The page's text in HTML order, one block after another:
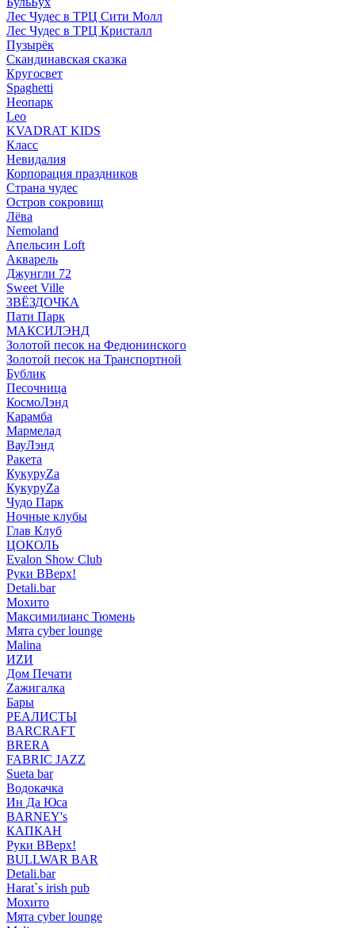
Лес Чудес в ТРЦ Сити Молл
Лес Чудес в ТРЦ Кристалл
Пузырëк
Скандинавская сказка
Кругосвет
Spaghetti
Неопарк
Leo
KVADRAT KIDS
Класс
Невидалия
Корпорация праздников
Страна чудес
Остров сокровищ
Лёва
Nemoland
Апельсин Loft
Акварель
Джунгли 72
Sweet Ville
ЗВЁЗДОЧКА
Пати Парк
МАКСИЛЭНД
Золотой песок на Федюнинского
Золотой песок на Транспортной
Бублик
Песочница
КосмоЛэнд
Карамба
Мармелад
ВауЛэнд
Ракета
КукуруZа
КукуруZа
Чудо Парк
Ночные клубы
Глав Клуб
ЦОКОЛЬ
Evalon Show Club
Руки ВВерх!
Detali.bar
Мохито
Максимилианс Тюмень
Мята cyber lounge
Malina
ИZИ
Дом Печати
Zажигалка
Бары
РЕАЛИСТЫ
BARCRAFT
BRERA
FABRIC JAZZ
Sueta bar
Водокачка
Ин Да Юса
BARNEY's
КАПКАН
Руки ВВерх!
BULLWAR BAR
Detali.bar
Harat`s irish pub
Мохито
Мята cyber lounge